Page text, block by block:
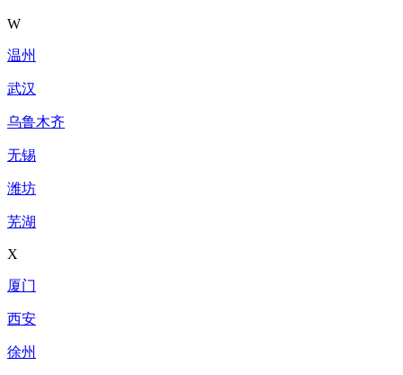
W
温州
武汉
乌鲁木齐
无锡
潍坊
芜湖
X
厦门
西安
徐州